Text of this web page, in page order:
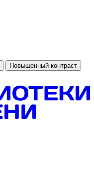
Повышенный контраст